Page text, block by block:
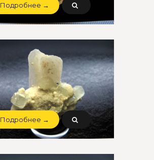
Подробнее →
Подробнее →